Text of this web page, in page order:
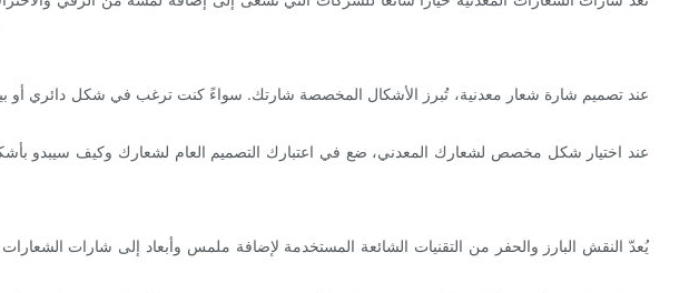
عند تصميم شارة شعار معدنية، تُبرز الأشكال المخصصة شارتك. سواءً كنت ترغب في شكل دائري أو
عند اختيار شكل مخصص لشعارك المعدني، ضع في اعتبارك التصميم العام لشعارك وكيف سيبدو
يُعدّ النقش البارز والحفر من التقنيات الشائعة المستخدمة لإضافة ملمس وأبعاد إلى شارات